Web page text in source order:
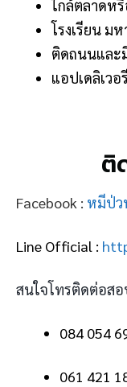
ใกล้ตลาดห
โรงเรียน ม
ติดถนนและ
แอปเดลิเวอ
ติ
Facebook : หมีป่
Line Official :
สนใจโทรติดต่อสอ
084 054
061 421